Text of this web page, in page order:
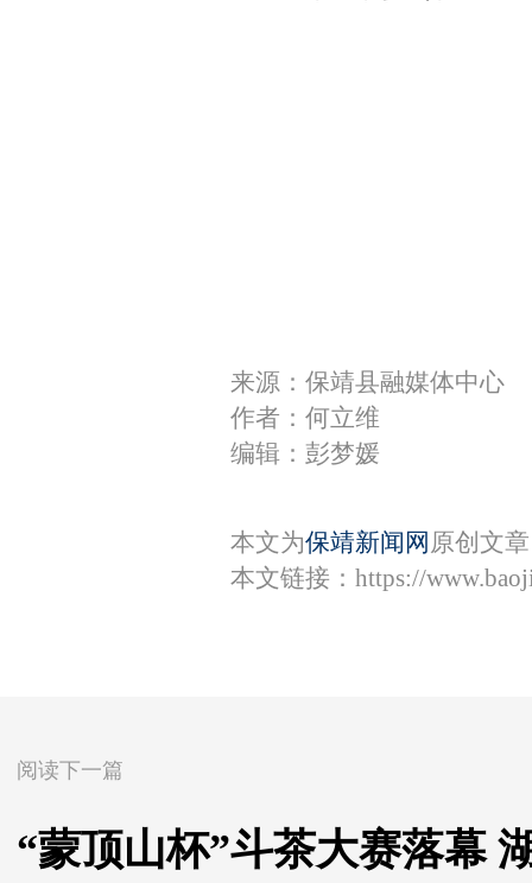
来源：保靖县融媒体中心
作者：何立维
编辑：彭梦媛
本文为保靖新闻网 原创文
本文链接： https://
阅读下一篇
“蒙顶山杯”斗茶大赛落幕